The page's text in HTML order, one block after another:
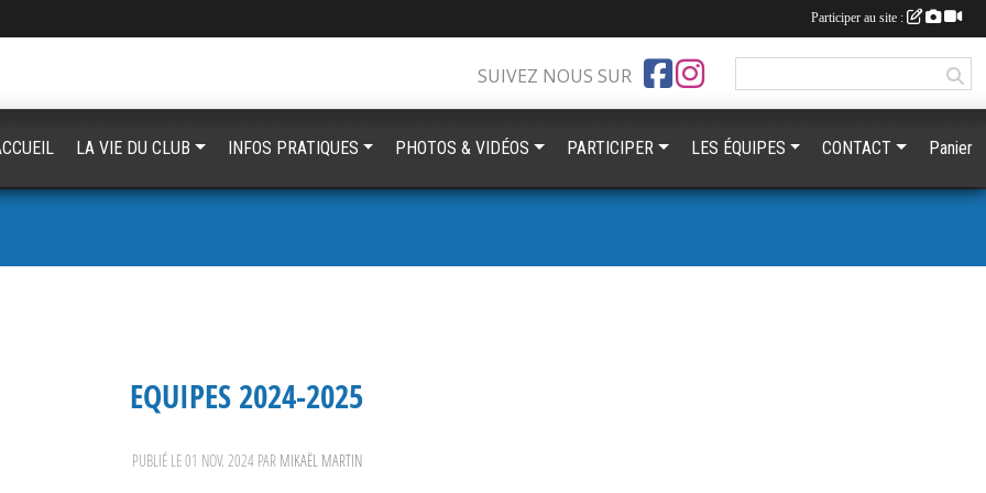
EQUIPES 2024-2025
PUBLIÉ LE01 NOV. 2024PAR MIKAËL MARTIN
SUIVEZ NOUS SUR
LA VIE DU CLUB INFOS PRATIQUES PHOTOS & VIDÉOS PARTICIPER LES ÉQUIPES CONTACT Panier
Participer au site :